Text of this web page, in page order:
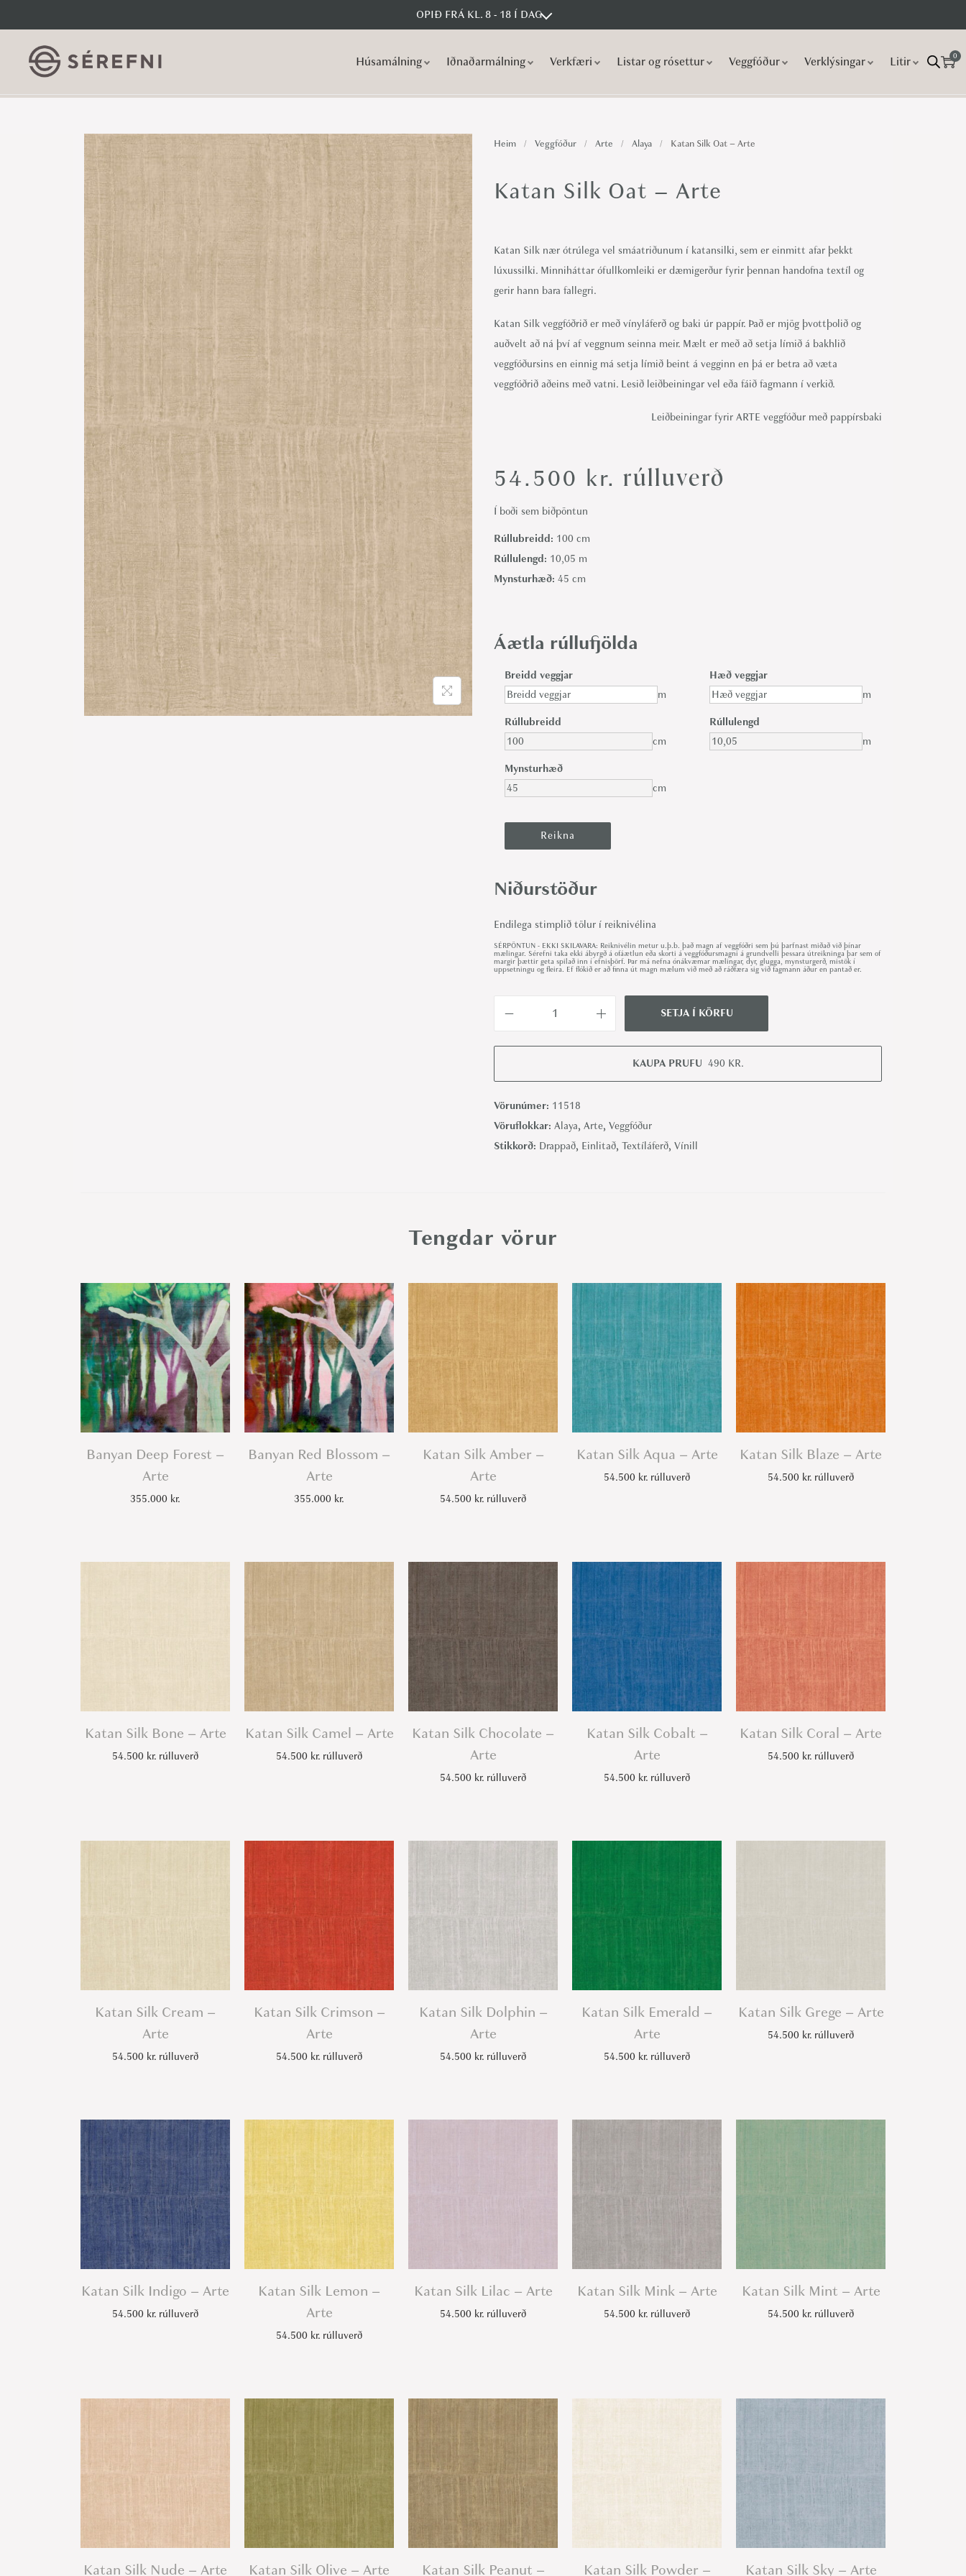
OPIÐ FRÁ KL. 8 - 18 Í DAG
Húsamálning Iðnaðarmálning Verkfæri Listar og rósettur Veggfóður Verklýsingar Litir 0
Katan Silk Oat – Arte
Heim / Veggfóður / Arte / Alaya / Katan Silk Oat – Arte
54.500 kr. rúlluverð
Katan Silk nær ótrúlega vel smáatriðunum í katansilki, sem er einmitt afar þekkt
lúxussilki. Minniháttar ófullkomleiki er dæmigerður fyrir þennan handofna textíl og
gerir hann bara fallegri.
Katan Silk veggfóðrið er með vínyláferð og baki úr pappír. Það er mjög þvottþolið og
auðvelt að ná því af veggnum seinna meir. Mælt er með að setja límið á bakhlið
veggfóðursins en einnig má setja límið beint á vegginn en þá er betra að væta
veggfóðrið aðeins með vatni. Lesið leiðbeiningar vel eða fáið fagmann í verkið.
Leiðbeiningar fyrir ARTE veggfóður með pappírsbaki
Í boði sem biðpöntun
Rúllubreidd: 100 cm
Rúllulengd: 10,05 m
Mynsturhæð: 45 cm
Áætla rúllufjölda
Breidd veggjar
m
Hæð veggjar
m
Rúllubreidd
cm
Rúllulengd
m
Mynsturhæð
cm
Niðurstöður
Endilega stimplið tölur í reiknivélina
SÉRPÖNTUN - EKKI SKILAVARA: Reiknivélin metur u.þ.b. það magn af veggfóðri sem þú þarfnast miðað við þínar
mælingar. Sérefni taka ekki ábyrgð á ofáætlun eða skorti á veggfóðursmagni á grundvelli þessara útreikninga þar sem of
margir þættir geta spilað inn í efnisþörf. Þar má nefna ónákvæmar mælingar, dyr, glugga, mynsturgerð, mistök í
uppsetningu og fleira. Ef flókið er að finna út magn mælum við með að ráðfæra sig við fagmann áður en pantað er.
a
n
S
i
A
SETJA Í KÖRFU
KAUPA PRUFU 490 KR.
Vörunúmer: 11518
Vöruflokkar: Alaya, Arte, Veggfóður
Stikkorð: Drappað, Einlitað, Textíláferð, Vínill
Tengdar vörur
Banyan Deep Forest –
Arte
355.000 kr.
Banyan Red Blossom –
Arte
355.000 kr.
Katan Silk Amber –
Arte
54.500 kr. rúlluverð
Katan Silk Aqua – Arte
54.500 kr. rúlluverð
Katan Silk Blaze – Arte
54.500 kr. rúlluverð
Katan Silk Bone – Arte
54.500 kr. rúlluverð
Katan Silk Camel – Arte
54.500 kr. rúlluverð
Katan Silk Chocolate –
Arte
54.500 kr. rúlluverð
Katan Silk Cobalt –
Arte
54.500 kr. rúlluverð
Katan Silk Coral – Arte
54.500 kr. rúlluverð
Katan Silk Cream –
Arte
54.500 kr. rúlluverð
Katan Silk Crimson –
Arte
54.500 kr. rúlluverð
Katan Silk Dolphin –
Arte
54.500 kr. rúlluverð
Katan Silk Emerald –
Arte
54.500 kr. rúlluverð
Katan Silk Grege – Arte
54.500 kr. rúlluverð
Katan Silk Indigo – Arte
54.500 kr. rúlluverð
Katan Silk Lemon –
Arte
54.500 kr. rúlluverð
Katan Silk Lilac – Arte
54.500 kr. rúlluverð
Katan Silk Mink – Arte
54.500 kr. rúlluverð
Katan Silk Mint – Arte
54.500 kr. rúlluverð
Katan Silk Nude – Arte Katan Silk Olive – Arte Katan Silk Peanut – Katan Silk Powder – Katan Silk Sky – Arte